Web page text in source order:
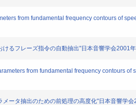
from fundamental frequency contours of
るフレーズ指令の自動抽出"日本音響学会2001
from fundamental frequency contours
ータ抽出のための前処理の高度化"日本音響学